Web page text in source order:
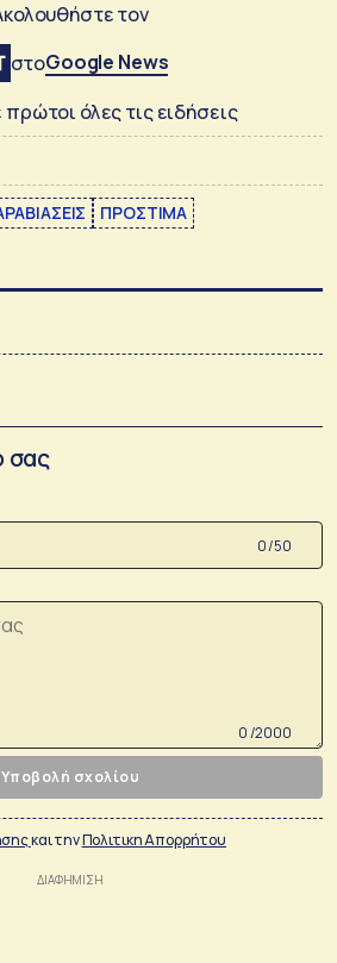
τον
στοGoogle News
πρώτοι όλες τις ειδήσεις
ΠΡΟΣΤΙΜΑ
σας
0 /50
0 /2000
Υποβολή σχολίου
και τηνΠολιτικη Απορρήτου